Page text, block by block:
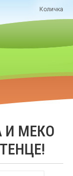
Количка
И МЕКО